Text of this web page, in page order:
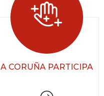
A CORUÑA PARTICIPA